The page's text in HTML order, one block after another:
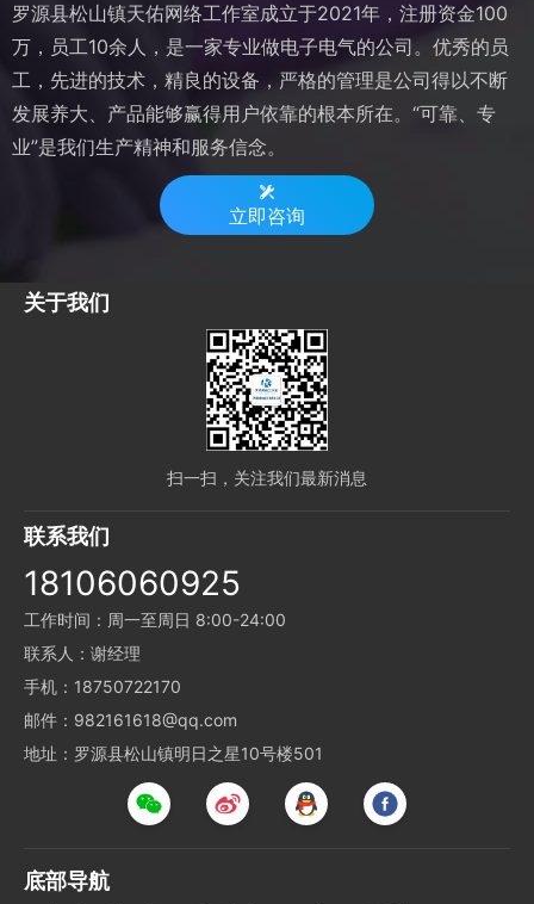
罗源县松山镇天佑网络工作室成立于2021年，注册资金100
万，员工10余人，是一家专业做电子电气的公司。优秀的员
工，先进的技术，精良的设备，严格的管理是公司得以不断
发展养大、产品能够赢得用户依靠的根本所在。“可靠、专
业”是我们生产精神和服务信念。
立即咨询
关于我们
扫一扫，关注我们最新消息
联系我们
18106060925
工作时间：周一至周日 8:00-24:00
联系人：谢经理
手机：18750722170
邮件：982161618@qq.com
地址：罗源县松山镇明日之星10号楼501
底部导航